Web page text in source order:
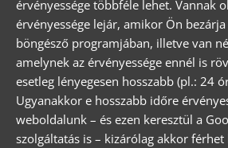
érvényessége többféle lehet. Vannak
érvényessége lejár, amikor Ön
böngésző programjában, illetve van
amelynek az érvényessége ennél is
esetleg lényegesen hosszabb (pl.: 24
Ugyanakkor e hosszabb időre
weboldalunk – és ezen keresztül a
szolgáltatás is – kizárólag akkor férhet